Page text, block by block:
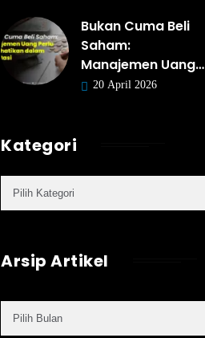
Bukan Cuma Beli
Saham:
Manajemen Uang…
20 April 2026
Kategori
Arsip Artikel